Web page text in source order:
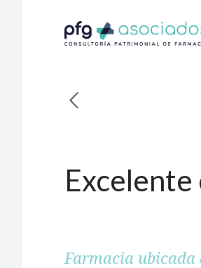
Farmacia ubicada